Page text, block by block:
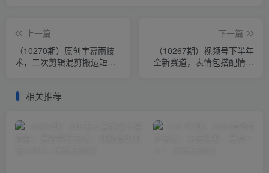
上一篇
（10270期）原创字幕雨技
术，二次剪辑混剪搬运短视
下一篇
（10267期）视频号下半年
全新赛道，表情包搭配情感
相关推荐